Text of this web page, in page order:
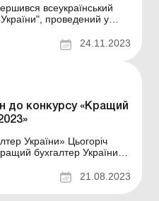
всеукраїнський
проведений у
організована Громадською
бухгалтерський клуб» за
24.11.2023
до конкурсу «Кращий
Цьогоріч
бухгалтер України».
бухгалтера проде...
21.08.2023